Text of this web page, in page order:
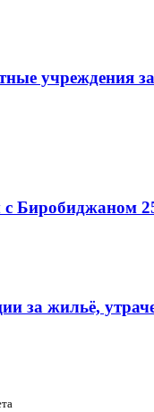
учреждения
Биробиджаном
жильё,